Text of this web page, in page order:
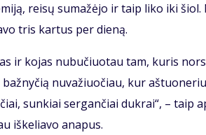
rei­sų su­ma­žė­jo ir taip li­ko iki
tris kar­tus per die­ną.
ir ko­jas nu­bu­čiuo­tau tam, ku­ris
nu­va­žiuo­čiau, kur
sun­kiai ser­gan­čiai duk­rai“, – taip
iš­ke­lia­vo ana­pus.